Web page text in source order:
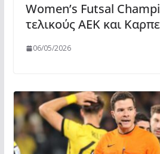
Women’s Futsal
τελικούς ΑΕΚ και
06/05/2026